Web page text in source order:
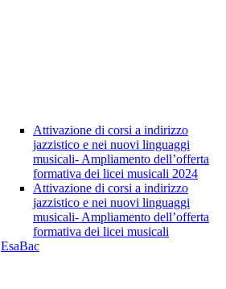
Attivazione di corsi a indirizzo
jazzistico e nei nuovi linguaggi
musicali- Ampliamento dell’offerta
formativa dei licei musicali 2024
Attivazione di corsi a indirizzo
jazzistico e nei nuovi linguaggi
musicali- Ampliamento dell’offerta
formativa dei licei musicali
EsaBac